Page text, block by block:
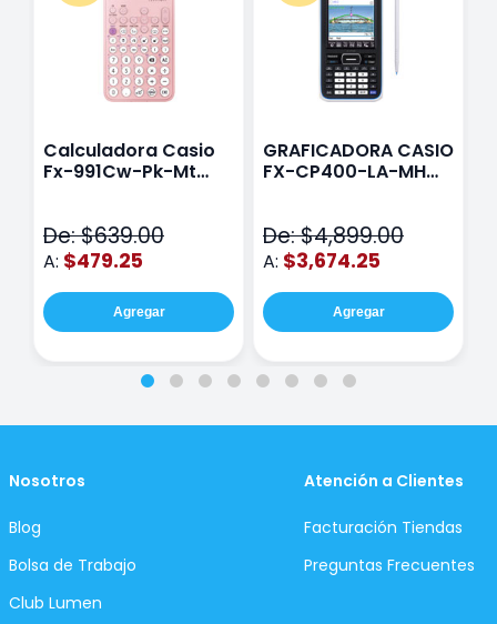
Calculadora Casio
Fx-991Cw-Pk-Mt
De: $639.00
A: $479.25
Agregar
GRAFICADORA CASIO
FX-CP400-LA-MH
De: $4,899.00
A: $3,674.25
Agregar
Nosotros
Blog
Bolsa de Trabajo
Club Lumen
Atención a Clientes
Facturación Tiendas
Preguntas Frecuentes